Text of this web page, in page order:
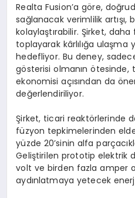
Realta Fusion’a göre,
sağlanacak verimlilik artışı,
kolaylaştırabilir. Şirket,
toplayarak kârlılığa ulaşma
hedefliyor. Bu deney,
gösterisi olmanın ötesinde,
ekonomisi açısından da
değerlendiriliyor.
Şirket, ticari reaktörlerinde
füzyon tepkimelerinden
yüzde 20’sinin alfa
Geliştirilen prototip elektrik
volt ve birden fazla amper
aydınlatmaya yetecek